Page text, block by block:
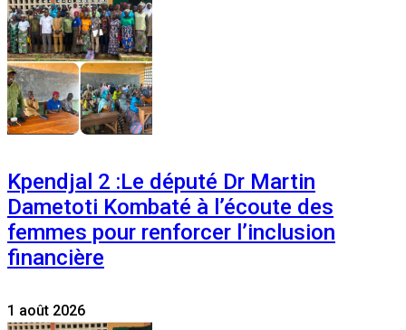
Kpendjal 2 :Le député Dr Martin
Dametoti Kombaté à l’écoute des
femmes pour renforcer l’inclusion
financière
1 août 2026